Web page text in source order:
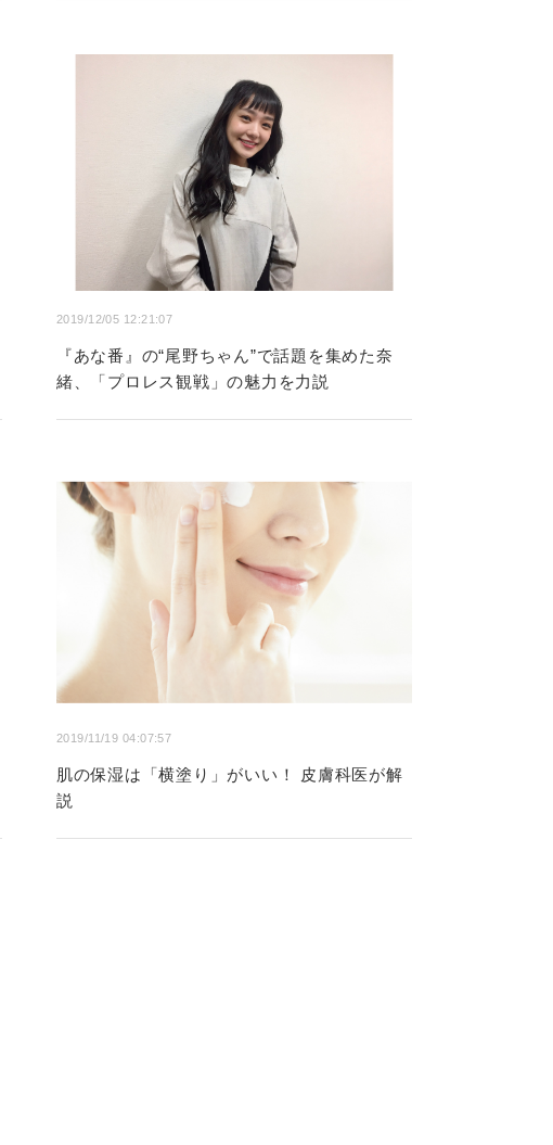
2019/12/05 12:21:07
『あな番』の“尾野ちゃん”で話題を集めた奈
緒、「プロレス観戦」の魅力を力説
2019/11/19 04:07:57
肌の保湿は「横塗り」がいい！ 皮膚科医が解
説